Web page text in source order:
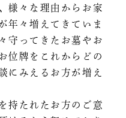
様々な理由からお家
年々増えてきていま
守ってきたお墓やお
位牌をこれからどの
にみえるお方が増え
持たれたお方のご意